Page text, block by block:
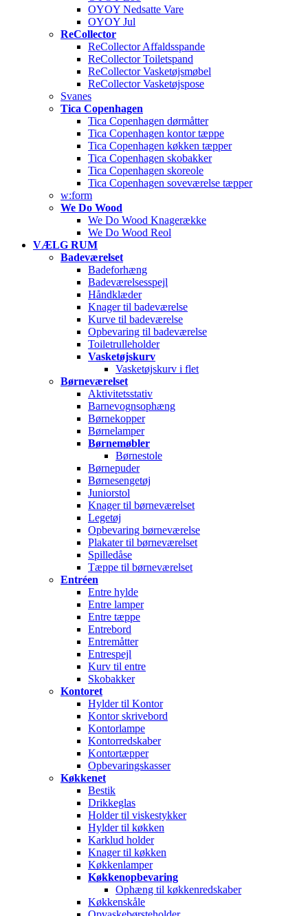
OYOY Nedsatte Vare
OYOY Jul
ReCollector
ReCollector Affaldsspande
ReCollector Toiletspand
ReCollector Vasketøjsmøbel
ReCollector Vasketøjspose
Svanes
Tica Copenhagen
Tica Copenhagen dørmåtter
Tica Copenhagen kontor tæppe
Tica Copenhagen køkken tæpper
Tica Copenhagen skobakker
Tica Copenhagen skoreole
Tica Copenhagen soveværelse tæpper
w:form
We Do Wood
We Do Wood Knagerække
We Do Wood Reol
VÆLG RUM
Badeværelset
Badeforhæng
Badeværelsesspejl
Håndklæder
Knager til badeværelse
Kurve til badeværelse
Opbevaring til badeværelse
Toiletrulleholder
Vasketøjskurv
Vasketøjskurv i flet
Børneværelset
Aktivitetsstativ
Barnevognsophæng
Børnekopper
Børnelamper
Børnemøbler
Børnestole
Børnepuder
Børnesengetøj
Juniorstol
Knager til børneværelset
Legetøj
Opbevaring børneværelse
Plakater til børneværelset
Spilledåse
Tæppe til børneværelset
Entréen
Entre hylde
Entre lamper
Entre tæppe
Entrebord
Entremåtter
Entrespejl
Kurv til entre
Skobakker
Kontoret
Hylder til Kontor
Kontor skrivebord
Kontorlampe
Kontorredskaber
Kontortæpper
Opbevaringskasser
Køkkenet
Bestik
Drikkeglas
Holder til viskestykker
Hylder til køkken
Karklud holder
Knager til køkken
Køkkenlamper
Køkkenopbevaring
Ophæng til køkkenredskaber
Køkkenskåle